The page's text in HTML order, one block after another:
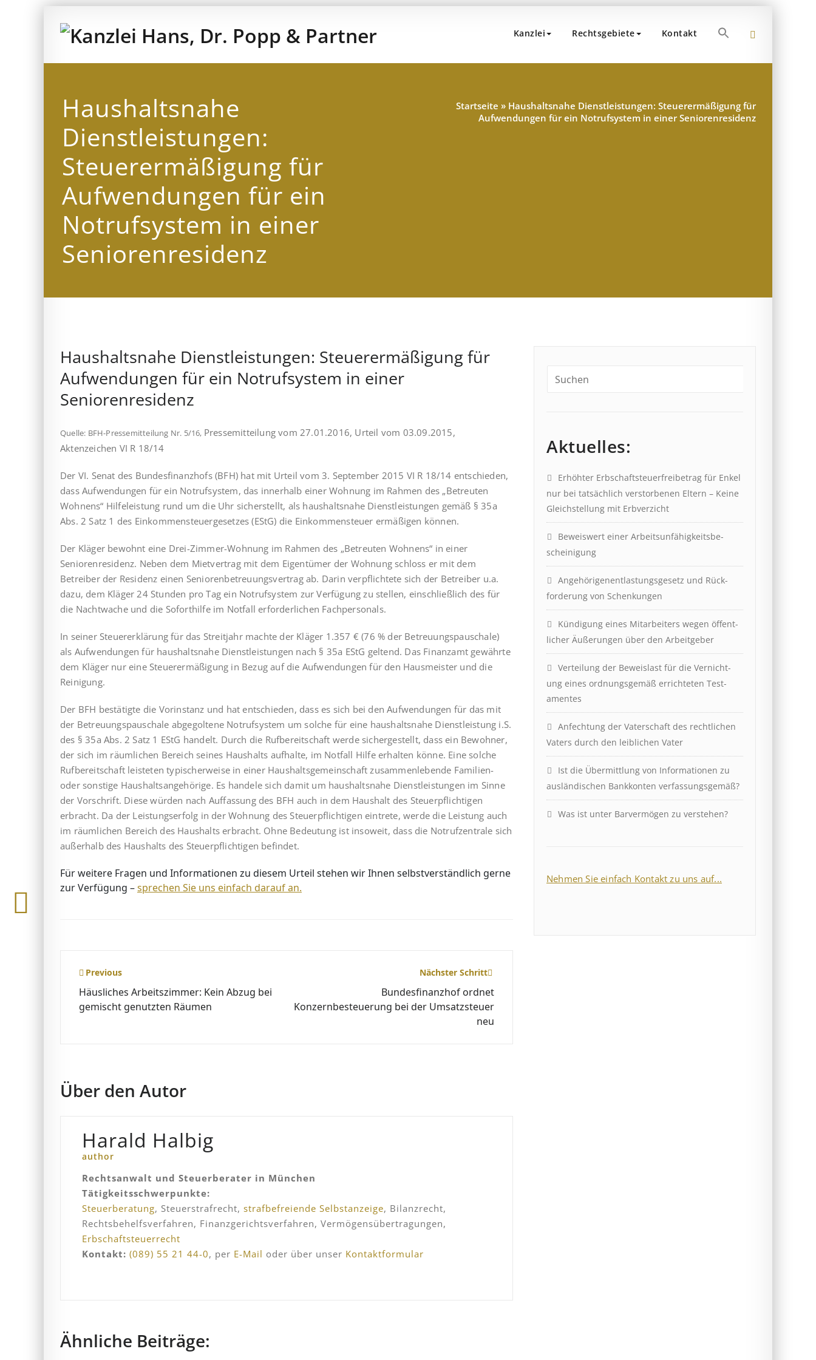
Inhalt
springen
Kanzlei Rechtsgebiete Kontakt Search
for:
Haushaltsnahe
Dienstleistungen:
Steuerermäßigung für
Aufwendungen für ein
Notrufsystem in einer
Seniorenresidenz
Startseite » Haushaltsnahe Dienstleistungen: Steuerermäßigung für
Aufwendungen für ein Notrufsystem in einer Seniorenresidenz
Haushaltsnahe Dienstleistungen: Steuerermäßigung für
Aufwendungen für ein Notrufsystem in einer
Seniorenresidenz
Quelle: BFH-Pressemitteilung Nr. 5/16, Pressemitteilung vom 27.01.2016, Urteil vom 03.09.2015,
Aktenzeichen VI R 18/14
Der VI. Senat des Bundesfinanzhofs (BFH) hat mit Urteil vom 3. September 2015 VI R 18/14 entschieden,
dass Aufwendungen für ein Notrufsystem, das innerhalb einer Woh­nung im Rahmen des „Betreuten
Woh­nens“ Hilfeleistung rund um die Uhr sicherstellt, als haus­halts­nahe Dienstleistungen gemäß § 35a
Abs. 2 Satz 1 des Ein­kom­men­steuergesetzes (EStG) die Einkommensteuer ermäßi­gen können.
Der Kläger bewohnt eine Drei-Zimmer-Wohnung im Rahmen des „Betreuten Wohnens“ in einer
Seniorenresidenz. Neben dem Mietvertrag mit dem Eigentümer der Wohnung schloss er mit dem
Betreiber der Residenz einen Seniorenbetreuungsvertrag ab. Darin verpflichtete sich der Betreiber u.a.
dazu, dem Kläger 24 Stunden pro Tag ein Notrufsystem zur Verfügung zu stellen, einschließlich des für
die Nachtwache und die Soforthilfe im Notfall erforderlichen Fachpersonals.
In seiner Steuererklärung für das Streitjahr machte der Kläger 1.357 € (76 % der Betreuungspauschale)
als Aufwendungen für haushaltsnahe Dienstleistungen nach § 35a EStG geltend. Das Finanzamt gewährte
dem Kläger nur eine Steuerermäßigung in Bezug auf die Aufwendungen für den Hausmeister und die
Reinigung.
Der BFH bestätigte die Vorinstanz und hat entschieden, dass es sich bei den Aufwendungen für das mit
der Betreuungspauschale abgegoltene Notrufsystem um solche für eine haushaltsnahe Dienstleistung i.S.
des § 35a Abs. 2 Satz 1 EStG handelt. Durch die Rufbereitschaft werde sichergestellt, dass ein Bewohner,
der sich im räumlichen Bereich seines Haushalts aufhalte, im Notfall Hilfe erhalten könne. Eine solche
Rufbereitschaft leisteten typi­scherweise in einer Haushaltsgemeinschaft zusammen­lebende Familien-
oder sonstige Haushaltsangehörige. Es handele sich damit um haushaltsnahe Dienstleistungen im Sinne
der Vor­schrift. Diese würden nach Auffassung des BFH auch in dem Haushalt des Steuerpflichtigen
erbracht. Da der Leistungserfolg in der Wohnung des Steuerpflichtigen eintrete, werde die Leistung auch
im räumlichen Bereich des Haushalts erbracht. Ohne Bedeutung ist insoweit, dass die Notrufzentrale sich
außerhalb des Haushalts des Steuerpflichtigen befindet.
Für weitere Fragen und Informationen zu diesem Urteil stehen wir Ihnen selbstverständlich gerne
zur Verfügung –sprechen Sie uns einfach darauf an.
Beitragsnavigation
Previous
Häusliches Arbeitszimmer: Kein Abzug bei
gemischt genutzten Räumen
Nächster Schritt
Bundesfinanzhof ordnet
Konzernbesteuerung bei der Umsatzsteuer
neu
Über den Autor
Harald Halbig
author
Rechtsanwalt und Steuerberater in München
Tätigkeitsschwerpunkte:
Steuerberatung, Steuerstrafrecht, strafbefreiende Selbstanzeige, Bilanzrecht,
Rechtsbehelfsverfahren, Finanzgerichtsverfahren, Vermögensübertragungen,
Erbschaftsteuerrecht
Kontakt: (089) 55 21 44-0, per E-Mail oder über unser Kontaktformular
Ähnliche Beiträge:
Aktuelles:
Erhöhter Erb­schaft­steuer­frei­be­trag für Enkel
nur bei tat­säch­lich ver­storb­en­en Eltern – Keine
Gleich­stell­ung mit Erb­verzicht
Beweis­wert einer Arbeits­un­fähig­keits­be­
scheinig­ung
Angehörigenent­lastungs­ge­setz und Rück­
ford­er­ung von Schenk­ung­en
Kündigung eines Mit­ar­beit­ers wegen öffent­
lich­er Äuß­er­ung­en über den Ar­beit­geber
Ver­teil­ung der Be­weis­last für die Ver­nicht­
ung eines ord­nungs­ge­mäß er­richt­et­en Test­
ament­es
Anfechtung der Vaterschaft des rechtlichen
Vaters durch den leiblichen Vater
Ist die Über­mitt­lung von In­for­mat­ion­en zu
aus­länd­isch­en Bank­kont­en ver­fass­ungs­ge­mäß?
Was ist unter Barvermögen zu verstehen?
Nehmen Sie einfach Kontakt zu uns auf...